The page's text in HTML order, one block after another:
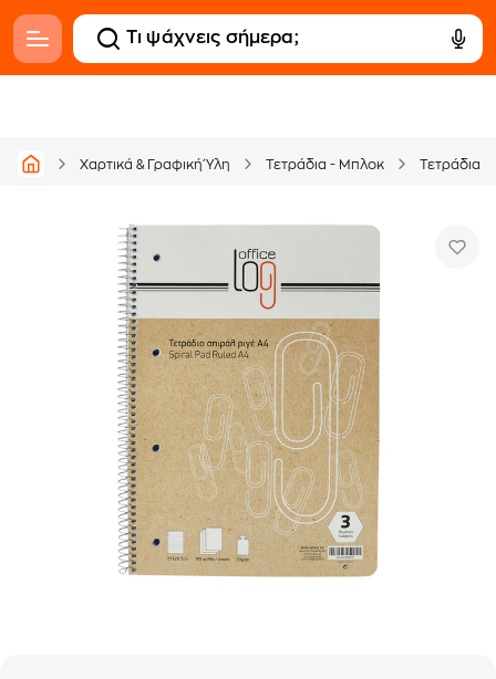
Χαρτικά & Γραφική Ύλη Τετράδια - Μπλοκ Τετράδια